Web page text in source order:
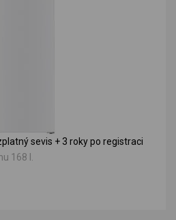
sevis + 3 roky po registraci
168 l.